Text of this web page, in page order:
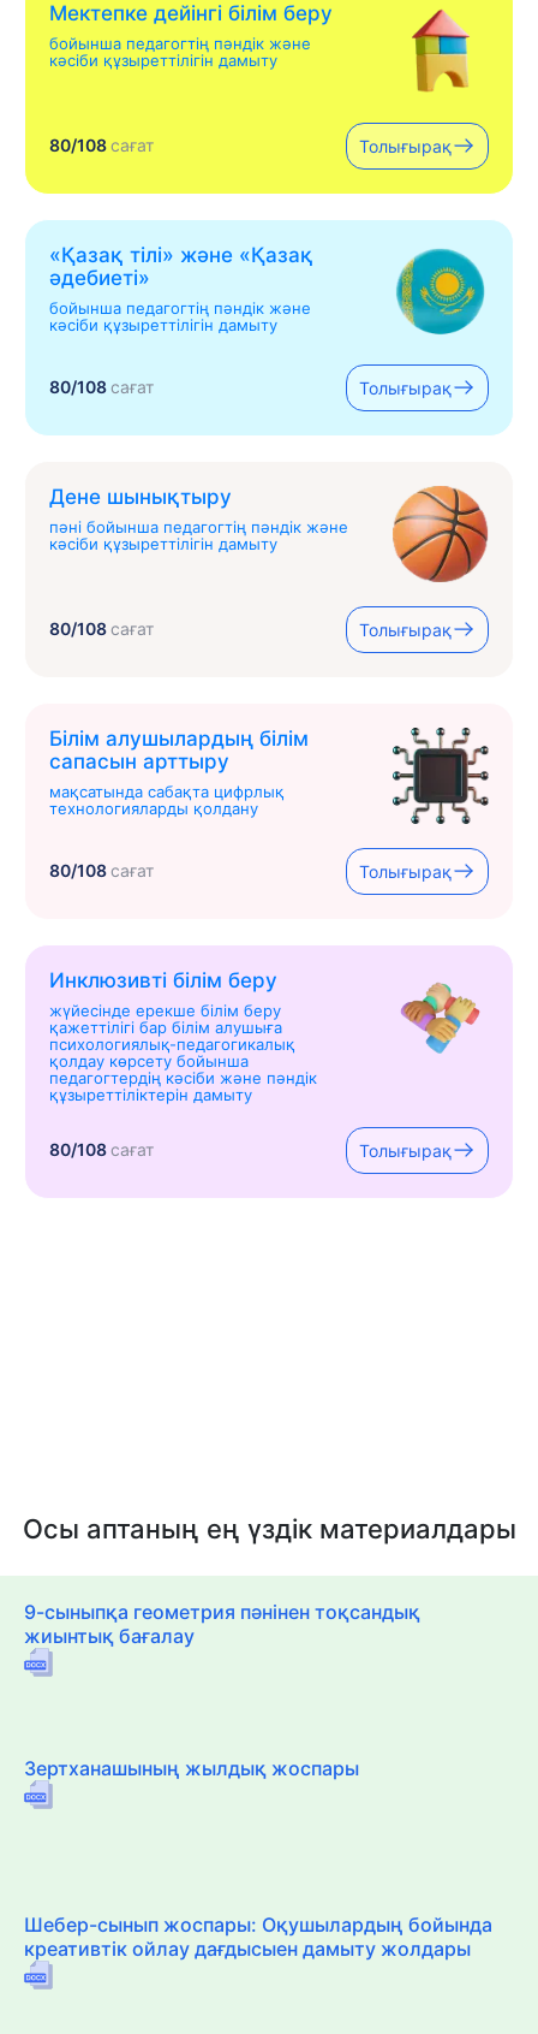
Мектепке дейінгі білім беру
бойынша педагогтің пәндік және
кәсіби құзыреттілігін дамыту
80/108сағат Толығырақ
«Қазақ тілі» жəне «Қазақ
əдебиеті»
бойынша педагогтің пәндік және
кәсіби құзыреттілігін дамыту
80/108сағат Толығырақ
Дене шынықтыру
пәні бойынша педагогтің пәндік және
кәсіби құзыреттілігін дамыту
80/108сағат Толығырақ
Білім алушылардың білім
сапасын арттыру
мақсатында сабақта цифрлық
технологияларды қолдану
80/108сағат Толығырақ
Инклюзивті білім беру
жүйесінде ерекше білім беру
қажеттілігі бар білім алушыға
психологиялық-педагогикалық
қолдау көрсету бойынша
педагогтердің кәсіби және пәндік
құзыреттіліктерін дамыту
80/108сағат Толығырақ
Осы аптаның ең үздік материалдары
9-сыныпқа геометрия пәнінен тоқсандық
жиынтық бағалау
Зертханашының жылдық жоспары
Шебер-сынып жоспары: Оқушылардың бойында
креативтік ойлау дағдысыен дамыту жолдары